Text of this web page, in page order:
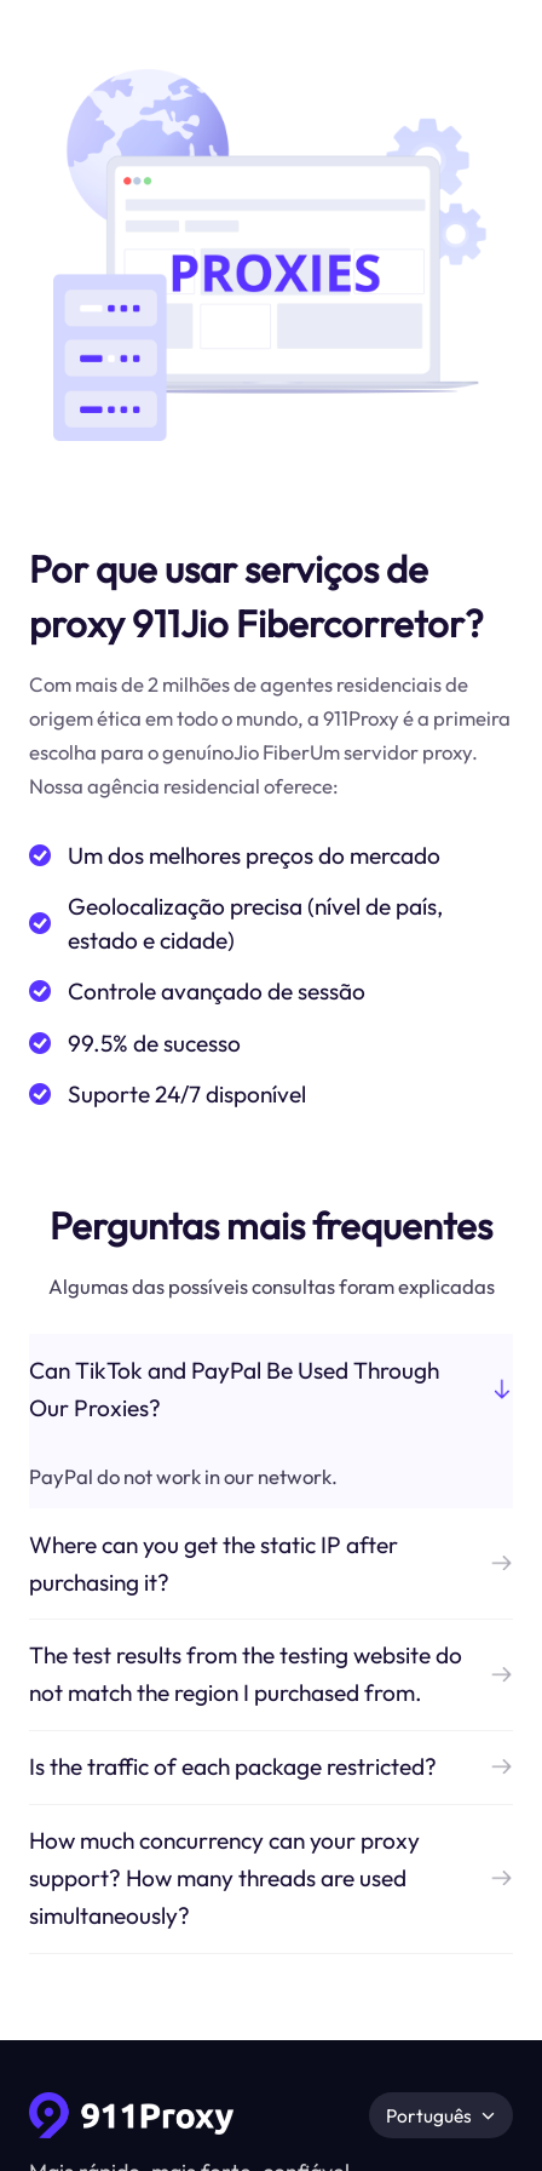
Por que usar serviços de
proxy 911Jio Fibercorretor?
Com mais de 2 milhões de agentes residenciais de
origem ética em todo o mundo, a 911Proxy é a primeira
escolha para o genuínoJio FiberUm servidor proxy.
Nossa agência residencial oferece:
Um dos melhores preços do mercado
Geolocalização precisa (nível de país,
estado e cidade)
Controle avançado de sessão
99.5% de sucesso
Suporte 24/7 disponível
Perguntas mais frequentes
Algumas das possíveis consultas foram explicadas
Can TikTok and PayPal Be Used Through
Our Proxies?
PayPal do not work in our network.
Where can you get the static IP after
purchasing it?
The test results from the testing website do
not match the region I purchased from.
Is the traffic of each package restricted?
How much concurrency can your proxy
support? How many threads are used
simultaneously?
Português